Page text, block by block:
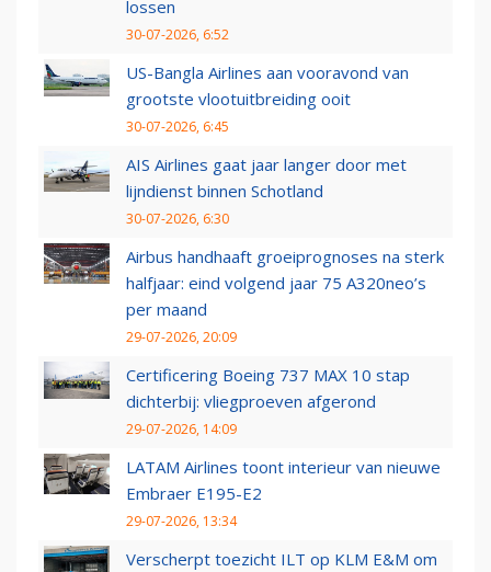
lossen
30-07-2026, 6:52
US-Bangla Airlines aan vooravond van
grootste vlootuitbreiding ooit
30-07-2026, 6:45
AIS Airlines gaat jaar langer door met
lijndienst binnen Schotland
30-07-2026, 6:30
Airbus handhaaft groeiprognoses na sterk
halfjaar: eind volgend jaar 75 A320neo’s
per maand
29-07-2026, 20:09
Certificering Boeing 737 MAX 10 stap
dichterbij: vliegproeven afgerond
29-07-2026, 14:09
LATAM Airlines toont interieur van nieuwe
Embraer E195-E2
29-07-2026, 13:34
Verscherpt toezicht ILT op KLM E&M om